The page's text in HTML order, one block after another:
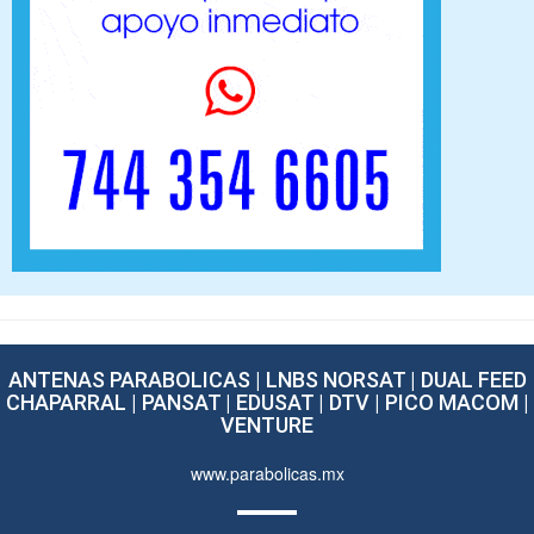
ANTENAS PARABOLICAS | LNBS NORSAT | DUAL FEED
CHAPARRAL | PANSAT | EDUSAT | DTV | PICO MACOM |
VENTURE
www.parabolicas.mx